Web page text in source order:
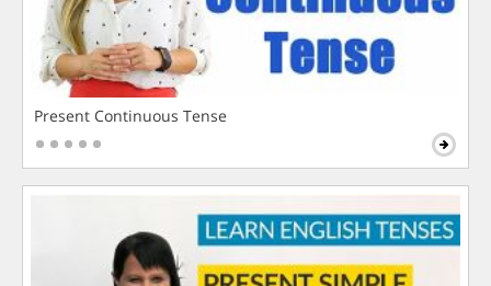
Present Continuous Tense